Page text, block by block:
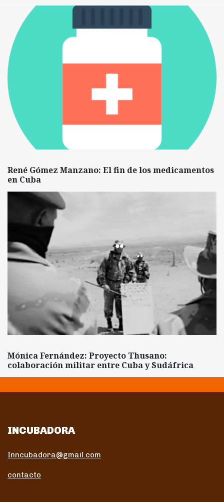
René Gómez Manzano: El fin de los medicamentos
en Cuba
Mónica Fernández: Proyecto Thusano:
colaboración militar entre Cuba y Sudáfrica
INCUBADORA
Inncubadora@gmail.com
contacto